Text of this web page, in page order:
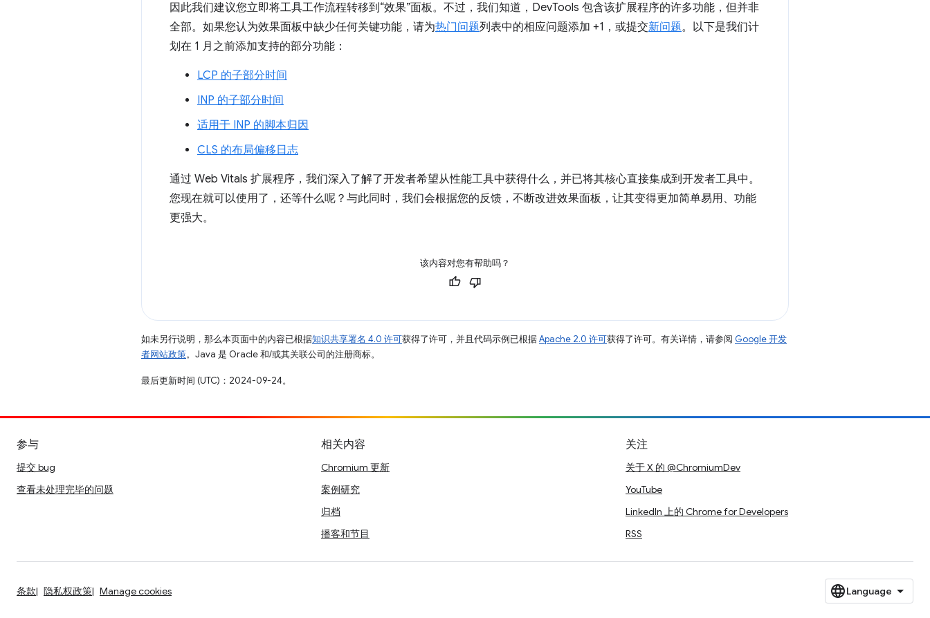
因此我们建议您立即将工具工作流程转移到“效果”面板。不过，我们知道，DevTools 包含该扩展程序的许多功能，但并非
全部。如果您认为效果面板中缺少任何关键功能，请为热门问题列表中的相应问题添加 +1，或提交新问题。以下是我们计
划在 1 月之前添加支持的部分功能：
LCP 的子部分时间
INP 的子部分时间
适用于 INP 的脚本归因
CLS 的布局偏移日志
通过 Web Vitals 扩展程序，我们深入了解了开发者希望从性能工具中获得什么，并已将其核心直接集成到开发者工具中。
您现在就可以使用了，还等什么呢？与此同时，我们会根据您的反馈，不断改进效果面板，让其变得更加简单易用、功能
更强大。
该内容对您有帮助吗？
如未另行说明，那么本页面中的内容已根据知识共享署名 4.0 许可获得了许可，并且代码示例已根据Apache 2.0 许可获得了许可。有关详情，请参阅 Google 开发
者网站政策。Java 是 Oracle 和/或其关联公司的注册商标。
最后更新时间 (UTC)：2024-09-24。
参与
提交 bug
查看未处理完毕的问题
相关内容
Chromium 更新
案例研究
归档
播客和节目
关注
关于 X 的 @ChromiumDev
YouTube
LinkedIn 上的 Chrome for Developers
RSS
条款 隐私权政策 Manage cookies